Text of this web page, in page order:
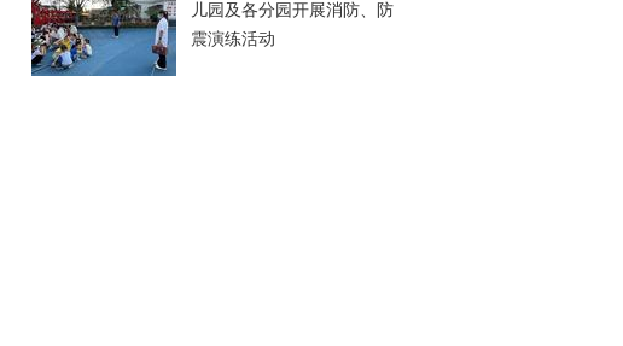
儿园及各分园开展消防、防
震演练活动